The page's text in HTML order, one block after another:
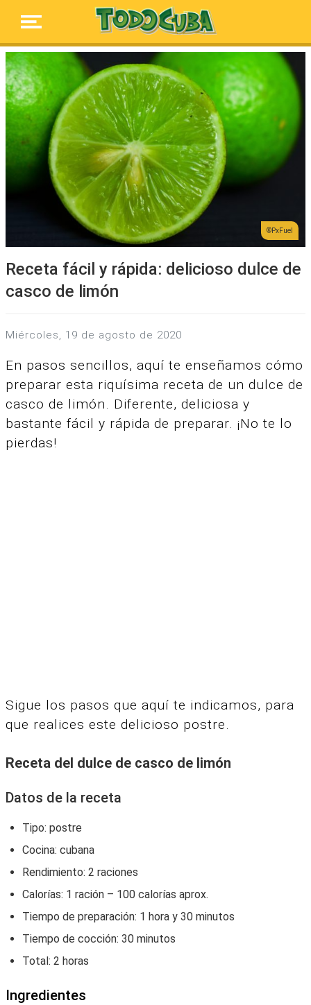
PxFuel
Receta fácil y rápida: delicioso dulce de
casco de limón
miércoles, 19 de agosto de 2020
En pasos sencillos, aquí te enseñamos cómo
preparar esta riquísima receta de un dulce de
casco de limón. Diferente, deliciosa y
bastante fácil y rápida de preparar. ¡No te lo
pierdas!
Sigue los pasos que aquí te indicamos, para
que realices este delicioso postre.
Receta del dulce de casco de limón
Datos de la receta
Tipo:‌ postre
Cocina:‌ ‌cubana
Rendimiento:‌ 2 raciones
Calorías: 1 ración –‌ 100 calorías‌ ‌aprox.‌ ‌
Tiempo‌ ‌de‌ ‌preparación: 1 hora y 30 minutos
Tiempo‌ ‌de‌ ‌cocción:‌ 30 minutos
Total:‌ 2 horas
Ingredientes